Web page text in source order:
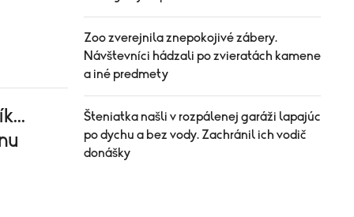
Zoo zverejnila znepokojivé zábery.
Návštevníci hádzali po zvieratách kamene
a iné predmety
Šteniatka našli v rozpálenej garáži lapajúc
po dychu a bez vody. Zachránil ich vodič
donášky